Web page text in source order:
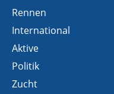
Rennen
International
Aktive
Politik
Zucht